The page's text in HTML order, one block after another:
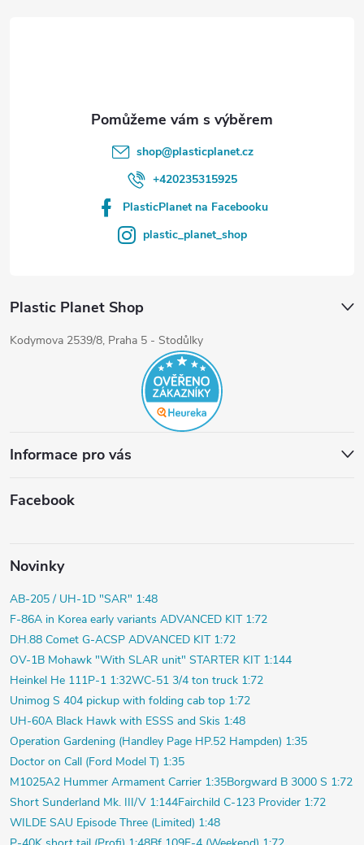
shop@plasticplanet.cz
+420235315925
PlasticPlanet na Facebooku
plastic_planet_shop
Plastic Planet Shop
Kodymova 2539/8, Praha 5 - Stodůlky
Informace pro vás
Facebook
Novinky
AB-205 / UH-1D "SAR" 1:48
F-86A in Korea early variants ADVANCED KIT 1:72
DH.88 Comet G-ACSP ADVANCED KIT 1:72
OV-1B Mohawk "With SLAR unit" STARTER KIT 1:144
Heinkel He 111P-1 1:32WC-51 3/4 ton truck 1:72
Unimog S 404 pickup with folding cab top 1:72
UH-60A Black Hawk with ESSS and Skis 1:48
Operation Gardening (Handley Page HP.52 Hampden) 1:35
Doctor on Call (Ford Model T) 1:35
M1025A2 Hummer Armament Carrier 1:35Borgward B 3000 S 1:72
Short Sunderland Mk. III/V 1:144Fairchild C-123 Provider 1:72
WILDE SAU Episode Three (Limited) 1:48